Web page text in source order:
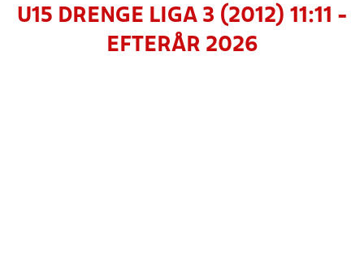
U15 DRENGE LIGA 3 (2012) 11:11 -
EFTERÅR 2026